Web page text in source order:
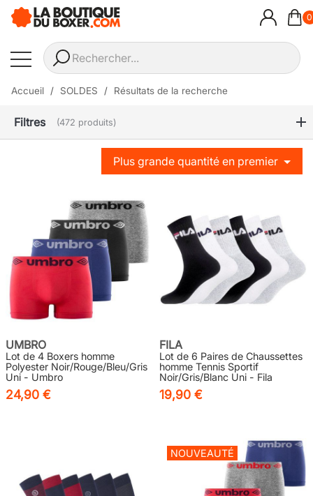
0
Accueil SOLDES Résultats de la recherche
Filtres (472 produits)
Plus grande quantité en premier
UMBRO
Lot de 4 Boxers homme
Polyester Noir/Rouge/Bleu/Gris
Uni - Umbro
24,90 €
FILA
Lot de 6 Paires de Chaussettes
homme Tennis Sportif
Noir/Gris/Blanc Uni - Fila
19,90 €
NOUVEAUTÉ